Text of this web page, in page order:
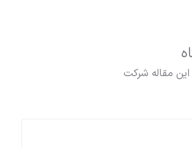
مقاله شرکت